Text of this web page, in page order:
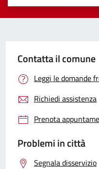
Valuta 5
Valuta 4
Valuta 3 stelle su
Valuta 2 stelle su 5
Valuta 1 stelle su 5
Contatta il comune
Leggi le domande
Richiedi assistenza
Prenota
Problemi in città
Segnala disservizio